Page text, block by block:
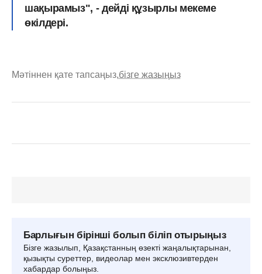
шақырамыз", - дейді құзырлы мекеме
өкілдері.
Мәтіннен қате тапсаңыз,бізге жазыңыз
Барлығын бірінші болып біліп отырыңыз
Бізге жазылып, Қазақстанның өзекті жаңалықтарынан,
қызықты суреттер, видеолар мен эксклюзивтерден
хабардар болыңыз.